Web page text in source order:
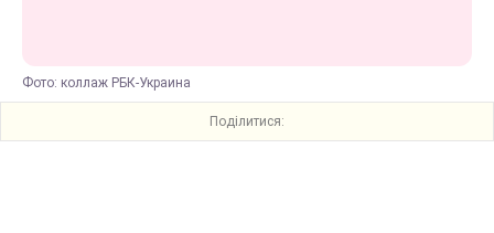
Фото: коллаж РБК-Украина
Поділитися: